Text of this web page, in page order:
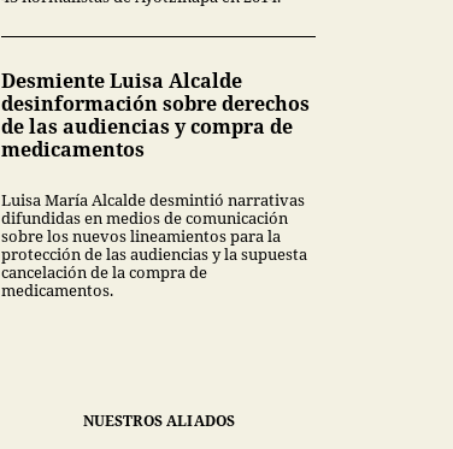
Desmiente Luisa Alcalde
desinformación sobre derechos
de las audiencias y compra de
medicamentos
Luisa María Alcalde desmintió narrativas
difundidas en medios de comunicación
sobre los nuevos lineamientos para la
protección de las audiencias y la supuesta
cancelación de la compra de
medicamentos.
NUESTROS ALIADOS